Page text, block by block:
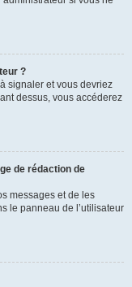
?
signaler et vous devriez
dessus, vous accéderez
de rédaction de
messages et de les
le panneau de l’utilisateur